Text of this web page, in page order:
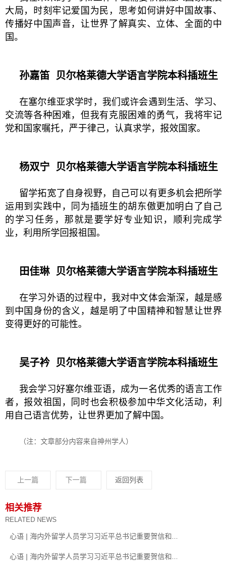
大局，时刻牢记爱国为民，思考如何讲好中国故事、
传播好中国声音，让世界了解真实、立体、全面的中
国。
孙嘉笛 贝尔格莱德大学语言学院本科插班生
在塞尔维亚求学时，我们或许会遇到生活、学习、
交流等各种困难，但我有克服困难的勇气，我将牢记
党和国家嘱托，严于律己，认真求学，报效国家。
杨双宁 贝尔格莱德大学语言学院本科插班生
留学拓宽了自身视野，自己可以有更多机会把所学
运用到实践中，同为插班生的胡东傲更加明白了自己
的学习任务，那就是要学好专业知识，顺利完成学
业，利用所学回报祖国。
田佳琳 贝尔格莱德大学语言学院本科插班生
在学习外语的过程中，我对中文体会渐深，越是感
到中国身份的含义，越是明了中国精神和智慧让世界
变得更好的可能性。
吴子衿 贝尔格莱德大学语言学院本科插班生
我会学习好塞尔维亚语，成为一名优秀的语言工作
者，报效祖国，同时也会积极参加中华文化活动，利
用自己语言优势，让世界更加了解中国。
（注：文章部分内容来自神州学人）
上一篇 下一篇 返回列表
相关推荐
RELATED NEWS
心语 | 海内外留学人员学习习近平总书记重要贺信和...
心语 | 海内外留学人员学习习近平总书记重要贺信和...